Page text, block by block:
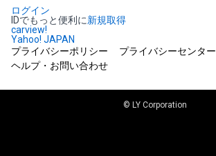
ログイン
IDでもっと便利に新規取得
carview!
Yahoo! JAPAN
プライバシーポリシー
プライバシーセンター
ヘルプ・お問い合わせ
© LY Corporation